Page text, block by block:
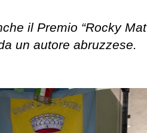
il Premio “Rocky
un autore abruzzese.